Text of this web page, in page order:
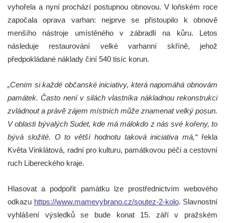
vyhořela a nyní prochází postupnou obnovou. V loňském roce
započala oprava varhan: nejprve se přistoupilo k obnově
menšího nástroje umístěného v zábradlí na kůru. Letos
následuje restaurování velké varhanní skříně, jehož
předpokládané náklady činí 540 tisíc korun.
„Cením si každé občanské iniciativy, která napomáhá obnovám
památek. Často není v silách vlastníka nákladnou rekonstrukci
zvládnout a právě zájem místních může znamenat velký posun.
V oblasti bývalých Sudet, kde má málokdo z nás své kořeny, to
bývá složité. O to větší hodnotu taková iniciativa má,“řekla
Květa Vinklátová, radní pro kulturu, památkovou péči a cestovní
ruch Libereckého kraje.
Hlasovat a podpořit památku lze prostřednictvím webového
odkazu https://www.mamevybrano.cz/soutez-2-kolo. Slavnostní
vyhlášení výsledků se bude konat 15. září v pražském